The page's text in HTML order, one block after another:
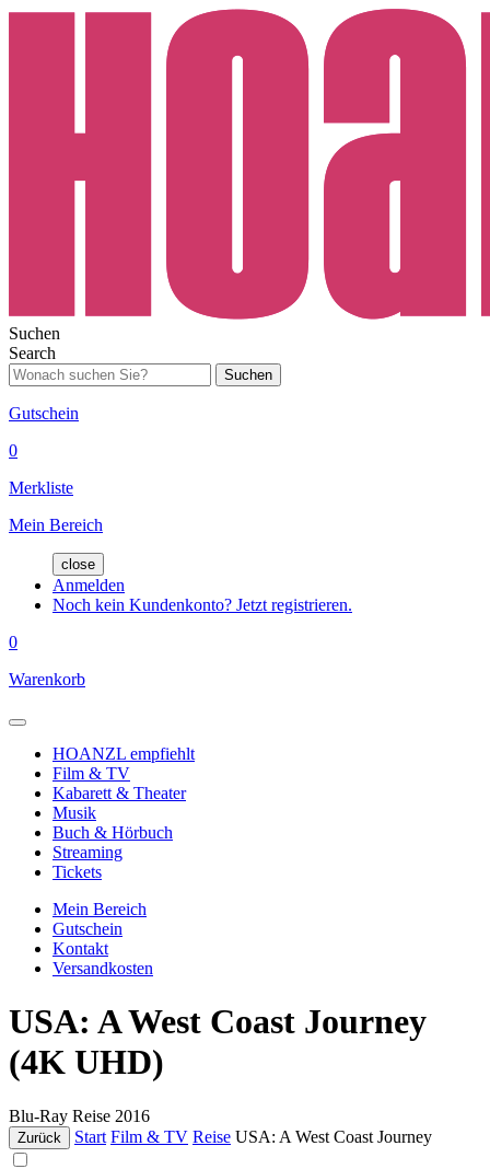
Suchen
Search
Suchen
Gutschein
0
Merkliste
Mein Bereich
close
Anmelden
Noch kein Kundenkonto? Jetzt registrieren.
0
Warenkorb
HOANZL empfiehlt
Film & TV
Kabarett & Theater
Musik
Buch & Hörbuch
Streaming
Tickets
Mein Bereich
Gutschein
Kontakt
Versandkosten
USA: A West Coast Journey
(4K UHD)
Blu-Ray Reise 2016
Zurück Start Film & TV Reise USA: A West Coast Journey